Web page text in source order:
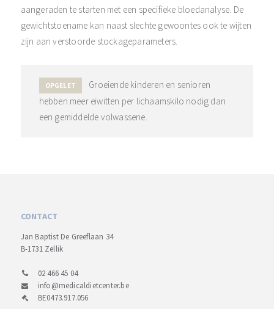
aangeraden te starten met een specifieke bloedanalyse. De
gewichtstoename kan naast slechte gewoontes ook te wijten
zijn aan verstoorde stockageparameters.
OPGELET
Groeiende kinderen en senioren
hebben meer eiwitten per lichaamskilo nodig dan
een gemiddelde volwassene.
CONTACT
Jan Baptist De Greeflaan 34
B-1731 Zellik
02 466 45 04
info@medicaldietcenter.be
BE0473.917.056